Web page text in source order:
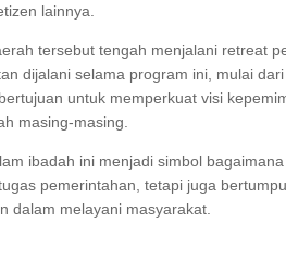
lainnya.
tersebut tengah menjalani retreat
dijalani selama program ini, mulai
untuk memperkuat visi
masing-masing.
ibadah ini menjadi simbol
pemerintahan, tetapi juga
dalam melayani masyarakat.